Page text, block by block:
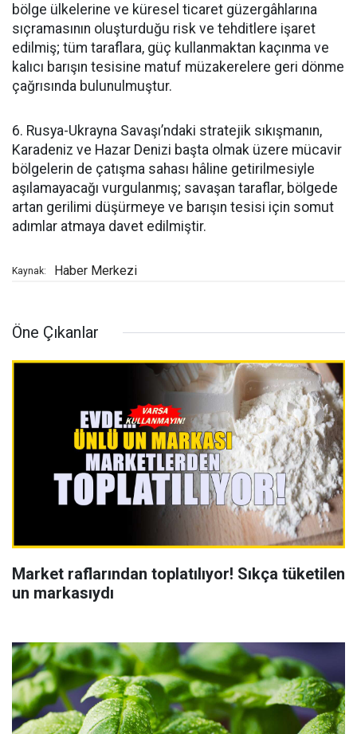
bölge ülkelerine ve küresel ticaret güzergâhlarına
sıçramasının oluşturduğu risk ve tehditlere işaret
edilmiş; tüm taraflara, güç kullanmaktan kaçınma ve
kalıcı barışın tesisine matuf müzakerelere geri dönme
çağrısında bulunulmuştur.
6. Rusya-Ukrayna Savaşı’ndaki stratejik sıkışmanın,
Karadeniz ve Hazar Denizi başta olmak üzere mücavir
bölgelerin de çatışma sahası hâline getirilmesiyle
aşılamayacağı vurgulanmış; savaşan taraflar, bölgede
artan gerilimi düşürmeye ve barışın tesisi için somut
adımlar atmaya davet edilmiştir.
Kaynak: Haber Merkezi
Öne Çıkanlar
Market raflarından toplatılıyor! Sıkça tüketilen
un markasıydı